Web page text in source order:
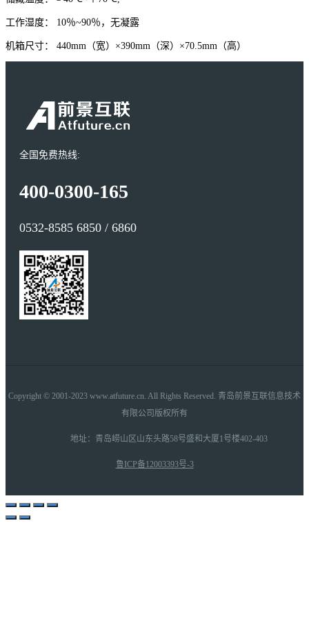
工作湿度： 10％~90％，无凝露
机箱尺寸： 440mm （宽） ×390mm （深） ×70.5mm （高）
全国免费热线:
400-0300-165
0532-8585 6850 / 6860
Copyright © 2001-2023 www.atfuture.cn. All Rights Reserved. 青岛前景互联信息技术
有限公司版权所有
地址：青岛崂山区山东头路58号盛和大厦1号楼402-403
鲁ICP备12003393号-3